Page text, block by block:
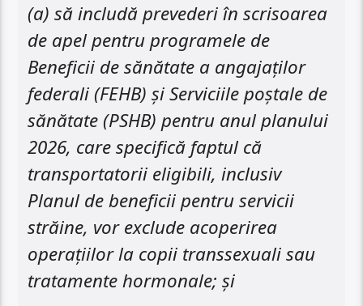
(a) să includă prevederi în scrisoarea
de apel pentru programele de
Beneficii de sănătate a angajaților
federali (FEHB) și Serviciile poștale de
sănătate (PSHB) pentru anul planului
2026, care specifică faptul că
transportatorii eligibili, inclusiv
Planul de beneficii pentru servicii
străine, vor exclude acoperirea
operațiilor la copii transsexuali sau
tratamente hormonale; şi